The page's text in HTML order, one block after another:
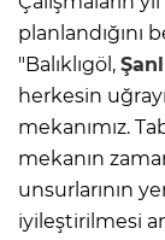
planlandığını
"Balıklıgöl,
herkesin
mekanımız.
mekanın
unsurlarının
iyileştirilmesi